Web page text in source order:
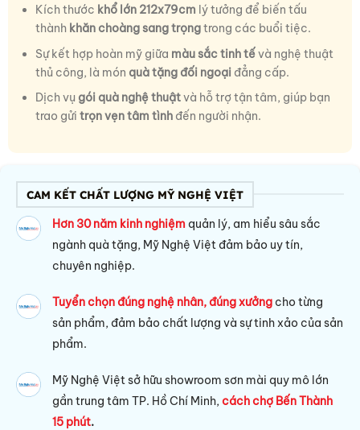
Kích thước khổ lớn 212x79cm lý tưởng để biến tấu
thành khăn choàng sang trọngtrong các buổi tiệc.
Sự kết hợp hoàn mỹ giữa màu sắc tinh tếvà nghệ thuật
thủ công, là món quà tặng đối ngoạiđẳng cấp.
Dịch vụ gói quà nghệ thuậtvà hỗ trợ tận tâm, giúp bạn
trao gửi trọn vẹn tâm tìnhđến người nhận.
CAM KẾT CHẤT LƯỢNG MỸ NGHỆ VIỆT
Hơn 30 năm kinh nghiệm quản lý, am hiểu sâu sắc
ngành quà tặng, Mỹ Nghệ Việt đảm bảo uy tín,
chuyên nghiệp.
Tuyển chọn đúng nghệ nhân, đúng xưởng cho từng
sản phẩm, đảm bảo chất lượng và sự tinh xảo của sản
phẩm.
Mỹ Nghệ Việt sở hữu showroom sơn mài quy mô lớn
gần trung tâm TP. Hồ Chí Minh,cách chợ Bến Thành
15 phút.